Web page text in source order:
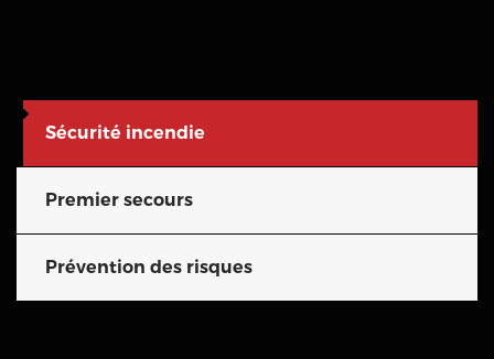
Sécurité incendie
Premier secours
Prévention des risques